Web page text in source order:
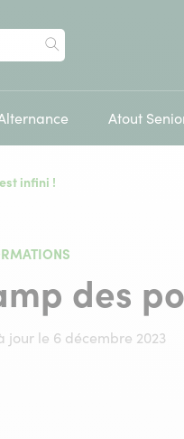
Rechercher
Atout
infini !
des
jour le 6 décembre 2023